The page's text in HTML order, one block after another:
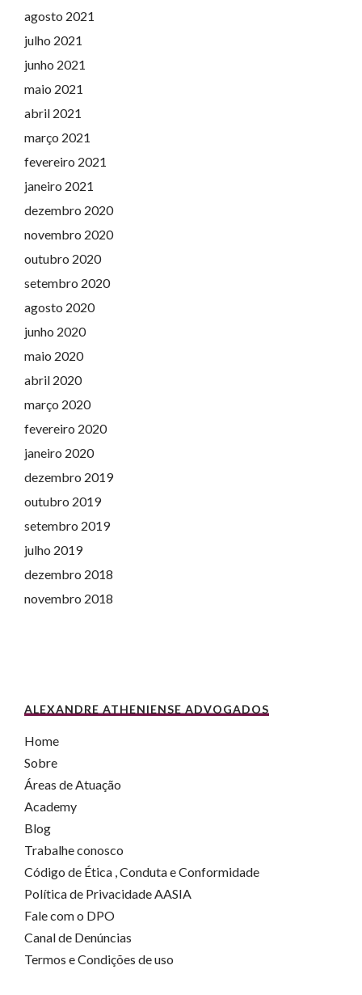
agosto 2021
julho 2021
junho 2021
maio 2021
abril 2021
março 2021
fevereiro 2021
janeiro 2021
dezembro 2020
novembro 2020
outubro 2020
setembro 2020
agosto 2020
junho 2020
maio 2020
abril 2020
março 2020
fevereiro 2020
janeiro 2020
dezembro 2019
outubro 2019
setembro 2019
julho 2019
dezembro 2018
novembro 2018
ALEXANDRE ATHENIENSE ADVOGADOS
Home
Sobre
Áreas de Atuação
Academy
Blog
Trabalhe conosco
Código de Ética , Conduta e Conformidade
Política de Privacidade AASIA
Fale com o DPO
Canal de Denúncias
Termos e Condições de uso